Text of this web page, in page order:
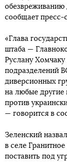
обезвреживанию
сообщает пресс-
«Глава
штаба —
Руслану Хомчаку
подразделений
диверсионных
на любые другие
против
— говорится в
Зеленский
в селе
поставить под